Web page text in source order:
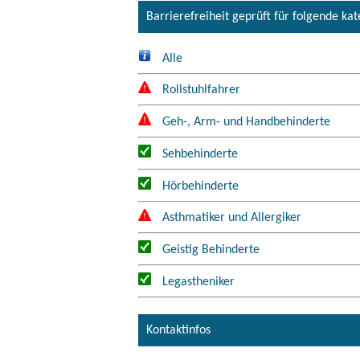
Barrierefreiheit geprüft für folgende
Alle
Rollstuhlfahrer
Geh-, Arm- und Handbehinderte
Sehbehinderte
Hörbehinderte
Asthmatiker und Allergiker
Geistig Behinderte
Legastheniker
Kontaktinfos